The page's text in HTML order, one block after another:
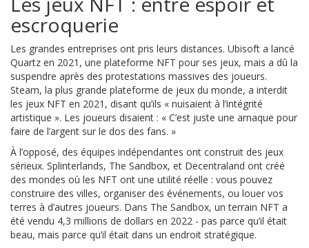
escroquerie
Les grandes entreprises ont pris leurs distances. Ubisoft a lancé
Quartz en 2021, une plateforme NFT pour ses jeux, mais a dû la
suspendre après des protestations massives des joueurs.
Steam, la plus grande plateforme de jeux du monde, a interdit
les jeux NFT en 2021, disant qu’ils « nuisaient à l’intégrité
artistique ». Les joueurs disaient : « C’est juste une arnaque pour
faire de l’argent sur le dos des fans. »
À l’opposé, des équipes indépendantes ont construit des jeux
sérieux. Splinterlands, The Sandbox, et Decentraland ont créé
des mondes où les NFT ont une utilité réelle : vous pouvez
construire des villes, organiser des événements, ou louer vos
terres à d’autres joueurs. Dans The Sandbox, un terrain NFT a
été vendu 4,3 millions de dollars en 2022 - pas parce qu’il était
beau, mais parce qu’il était dans un endroit stratégique.